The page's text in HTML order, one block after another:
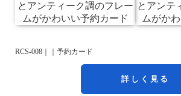
RCS-008｜｜予約カード
詳しく見る